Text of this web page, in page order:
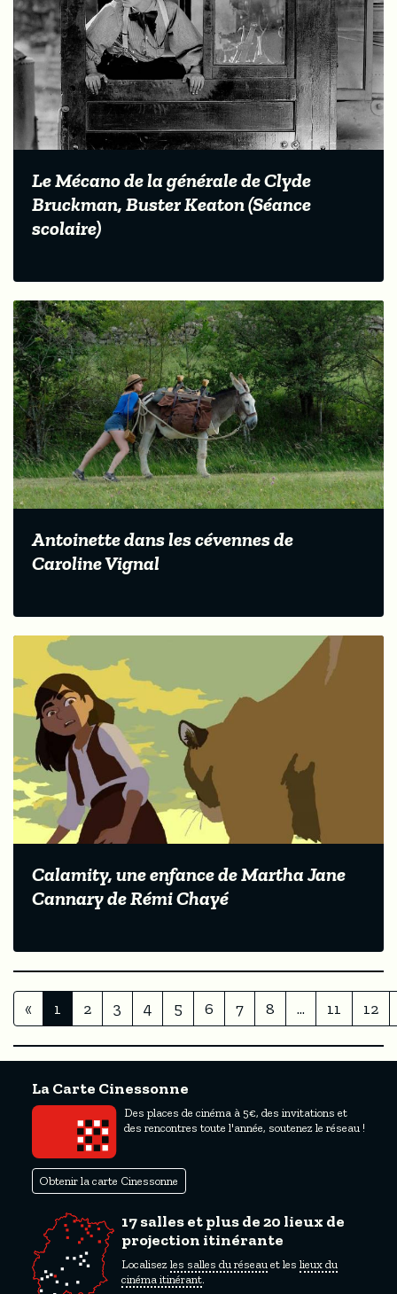
Le Mécano de la générale de Clyde
Bruckman, Buster Keaton (Séance
scolaire)
Antoinette dans les cévennes de
Caroline Vignal
Calamity, une enfance de Martha Jane
Cannary de Rémi Chayé
« 1 2 3 4 5 6 7 8 ... 11 12
La Carte Cinessonne
Des places de cinéma à 5€, des invitations et
des rencontres toute l'année, soutenez le réseau !
Obtenir la carte Cinessonne
17 salles et plus de 20 lieux de
projection itinérante
Localisez les salles du réseau et les lieux du
cinéma itinérant.